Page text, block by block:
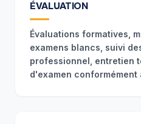
ÉVALUATION
Évaluations formatives,
examens blancs, suivi
professionnel, entretien
d'examen